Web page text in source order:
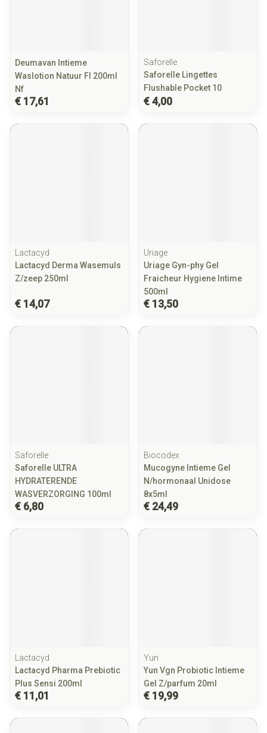
Deumavan Intieme
Waslotion Natuur Fl 200ml
Nf
€ 17,61
Saforelle
Saforelle Lingettes
Flushable Pocket 10
€ 4,00
Lactacyd
Lactacyd Derma Wasemuls
Z/zeep 250ml
€ 14,07
Uriage
Uriage Gyn-phy Gel
Fraicheur Hygiene Intime
500ml
€ 13,50
Saforelle
Saforelle ULTRA
HYDRATERENDE
WASVERZORGING 100ml
€ 6,80
Biocodex
Mucogyne Intieme Gel
N/hormonaal Unidose
8x5ml
€ 24,49
Lactacyd
Lactacyd Pharma Prebiotic
Plus Sensi 200ml
€ 11,01
Yun
Yun Vgn Probiotic Intieme
Gel Z/parfum 20ml
€ 19,99